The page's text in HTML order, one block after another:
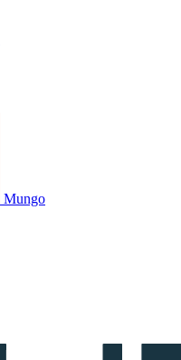
Mungo